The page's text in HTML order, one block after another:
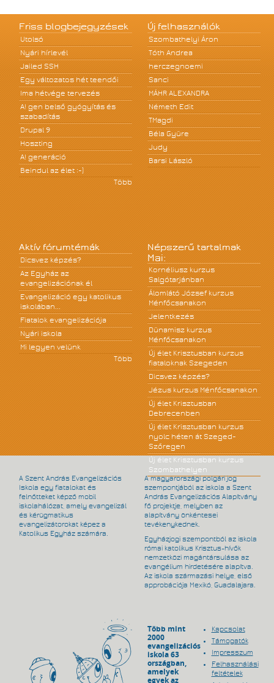
Friss blogbejegyzések
Utolsó
Nyári hírlevél
Jailed SSH
Egy változatos hét teendői
Ima hétvége tervezés
A! gen belső gyógyítás és
szabadítás
Drupal 9
Hoszting
A! generáció
Beindul az élet :-)
Több
Új felhasználók
Szombathelyi Áron
Tóth Andrea
herczegnoemi
Sanci
MÁHR ALEXANDRA
Németh Edit
TMagdi
Béla Gyüre
Judy
Barsi László
Aktív fórumtémák
Dicsvez képzés?
Az Egyház az
evangelizációnak él
Evangelizáció egy katolikus
iskolában...
Fiatalok evangelizációja
Nyári iskola
Mi legyen velünk
Több
Népszerű tartalmak
Mai:
Kornéliusz kurzus
Salgótarjánban
Álomlátó József kurzus
Ménfőcsanakon
Jelentkezés
Dünamisz kurzus
Ménfőcsanakon
Új élet Krisztusban kurzus
fiataloknak Szegeden
Dicsvez képzés?
Jézus kurzus Ménfőcsanakon
Új élet Krisztusban
Debrecenben
Új élet Krisztusban kurzus
nyolc héten át Szeged-
Szőregen
Új élet Krisztusban kurzus
Szombathelyen
A Szent András Evangelizációs
Iskola egy fiatalokat és
felnőtteket képző mobil
iskolahálózat, amely evangelizál
és kérügmatikus
evangelizátorokat képez a
Katolikus Egyház számára.
A magyarországi polgári jog
szempontjából az iskola a Szent
András Evangelizációs Alapítvány
fő projektje, melyben az
alapítvány önkéntesei
tevékenykednek.
Egyházjogi szempontból az iskola
római katolikus Krisztus-hívők
nemzetközi magántársulása az
evangélium hirdetésére alapítva.
Az iskola származási helye, első
approbációja Mexikó, Guadalajara.
Több mint
2000
evangelizációs
iskola 63
országban,
amelyek
egyek az
Kapcsolat
Támogatók
Impresszum
Felhasználási
feltételek